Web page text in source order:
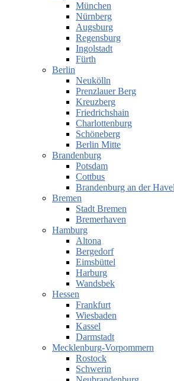
München
Nürnberg
Augsburg
Regensburg
Ingolstadt
Fürth
Berlin
Neukölln
Prenzlauer Berg
Kreuzberg
Friedrichshain
Charlottenburg
Schöneberg
Berlin Mitte
Brandenburg
Potsdam
Cottbus
Brandenburg an der Havel
Bremen
Stadt Bremen
Bremerhaven
Hamburg
Altona
Bergedorf
Eimsbüttel
Harburg
Wandsbek
Hessen
Frankfurt
Wiesbaden
Kassel
Darmstadt
Mecklenburg-Vorpommern
Rostock
Schwerin